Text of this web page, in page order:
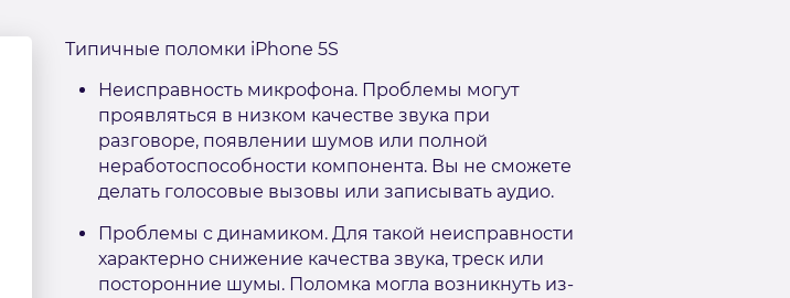
Типичные поломки iPhone 5S
Неисправность микрофона. Проблемы могут
проявляться в низком качестве звука при
разговоре, появлении шумов или полной
неработоспособности компонента. Вы не сможете
делать голосовые вызовы или записывать аудио.
Проблемы с динамиком. Для такой неисправности
характерно снижение качества звука, треск или
посторонние шумы. Поломка могла возникнуть из-